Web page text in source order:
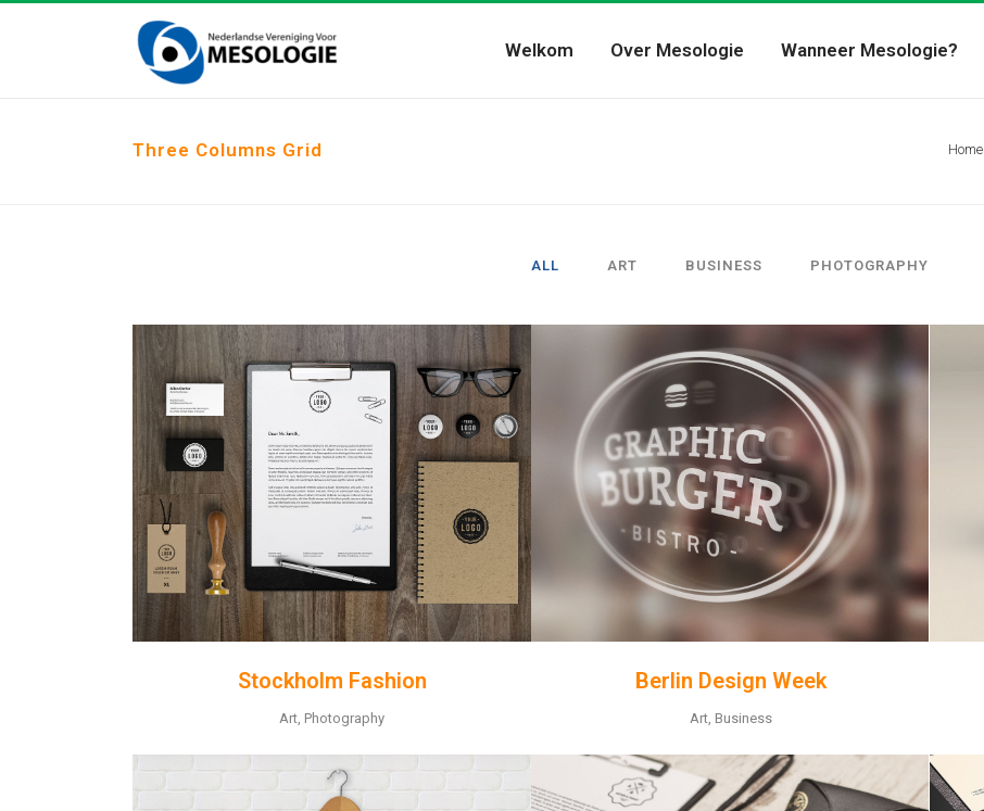
Welkom Over Mesologie Wanneer Mesologie?
Three Columns Grid Home
ALL ART BUSINESS PHOTOGRAPHY
ZOOM VIEW
Stockholm Fashion
Art, Photography
ZOOM VIEW
Berlin Design Week
Art, Business